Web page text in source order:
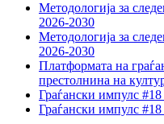
Методологија за
2026-2030
Методологија за
2026-2030
Платформата на
престолнина на
Граѓански импулс
Граѓански импулс